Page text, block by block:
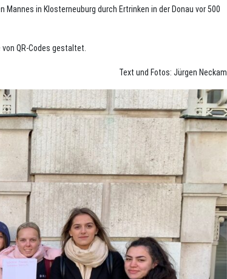
in Klosterneuburg durch Ertrinken in der Donau vor 500
QR-Codes gestaltet.
Text und Fotos: Jürgen Neckam